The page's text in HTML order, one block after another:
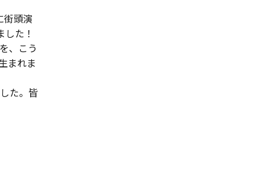
街頭演
た！
、こう
まれま
た。皆